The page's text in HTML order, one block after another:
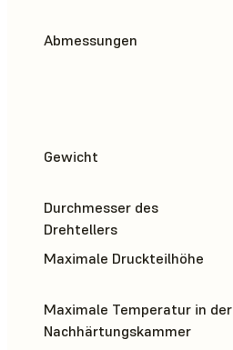
Abmessungen
Gewicht
Durchmesser des
Drehtellers
Maximale Druckteilhöhe
Maximale Temperatur in der
Nachhärtungskammer